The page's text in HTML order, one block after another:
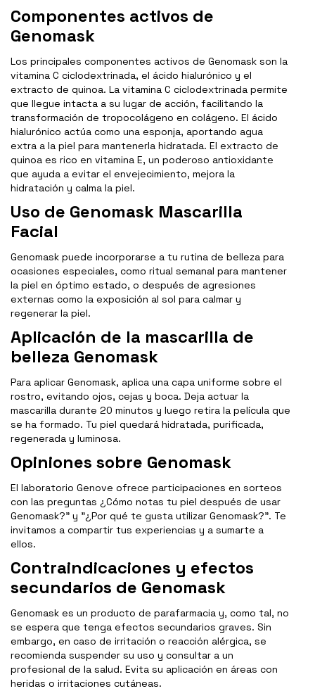
Componentes activos de
Genomask
Los principales componentes activos de Genomask son la
vitamina C ciclodextrinada, el ácido hialurónico y el
extracto de quinoa. La vitamina C ciclodextrinada permite
que llegue intacta a su lugar de acción, facilitando la
transformación de tropocolágeno en colágeno. El ácido
hialurónico actúa como una esponja, aportando agua
extra a la piel para mantenerla hidratada. El extracto de
quinoa es rico en vitamina E, un poderoso antioxidante
que ayuda a evitar el envejecimiento, mejora la
hidratación y calma la piel.
Uso de Genomask Mascarilla
Facial
Genomask puede incorporarse a tu rutina de belleza para
ocasiones especiales, como ritual semanal para mantener
la piel en óptimo estado, o después de agresiones
externas como la exposición al sol para calmar y
regenerar la piel.
Aplicación de la mascarilla de
belleza Genomask
Para aplicar Genomask, aplica una capa uniforme sobre el
rostro, evitando ojos, cejas y boca. Deja actuar la
mascarilla durante 20 minutos y luego retira la película que
se ha formado. Tu piel quedará hidratada, purificada,
regenerada y luminosa.
Opiniones sobre Genomask
El laboratorio Genove ofrece participaciones en sorteos
con las preguntas ¿Cómo notas tu piel después de usar
Genomask?" y "¿Por qué te gusta utilizar Genomask?". Te
invitamos a compartir tus experiencias y a sumarte a
ellos.
Contraindicaciones y efectos
secundarios de Genomask
Genomask es un producto de parafarmacia y, como tal, no
se espera que tenga efectos secundarios graves. Sin
embargo, en caso de irritación o reacción alérgica, se
recomienda suspender su uso y consultar a un
profesional de la salud. Evita su aplicación en áreas con
heridas o irritaciones cutáneas.